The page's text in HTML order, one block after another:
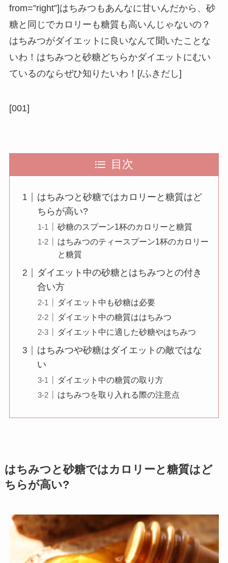
from=”right”]はちみつもあんなに甘いんだから、砂
糖と同じでカロリーも糖質も高いんじゃないの？
はちみつがダイエットに良いなんて聞いたことな
いわ！はちみつと砂糖どちらかダイエットにむい
ているのならぜひ知りたいわ！[/ふきだし]
[001]
目次
はちみつと砂糖ではカロリーと糖質はど
ちらが高い?
砂糖のスプーン1杯のカロリーと糖質
はちみつのティースプーン1杯のカロリー
と糖質
ダイエット中の砂糖とはちみつとの付き
合い方
ダイエット中も砂糖は必要
ダイエット中の糖質ははちみつ
ダイエット中に適した砂糖やはちみつ
はちみつや砂糖はダイエットの敵ではな
い
ダイエット中の糖質の取り方
はちみつを取り入れる際の注意点
はちみつと砂糖ではカロリーと糖質はど
ちらが高い?